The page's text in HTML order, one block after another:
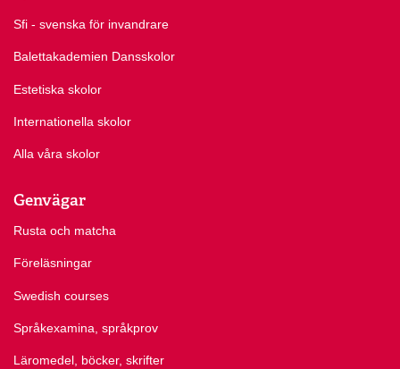
Sfi - svenska för invandrare
Balettakademien Dansskolor
Estetiska skolor
Internationella skolor
Alla våra skolor
Genvägar
Rusta och matcha
Föreläsningar
Swedish courses
Språkexamina, språkprov
Läromedel, böcker, skrifter